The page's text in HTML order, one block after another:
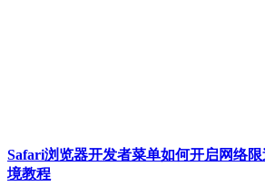
Safari浏览器开发者菜单如何开启网络
境教程